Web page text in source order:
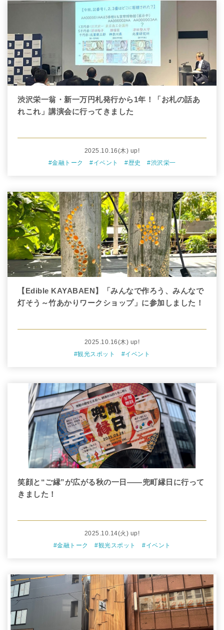
渋沢栄一翁・新一万円札発行から1年！「お札の話あ
れこれ」講演会に行ってきました
2025.10.16(木) up!
#金融トーク
#イベント #歴史 #渋沢栄一
【Edible KAYABAEN】「みんなで作ろう、みんなで
灯そう～竹あかりワークショップ」に参加しました！
2025.10.16(木) up!
#観光スポット
#イベント
笑顔と“ご縁”が広がる秋の一日――兜町縁日に行って
きました！
2025.10.14(火) up!
#金融トーク
#観光スポット #イベント